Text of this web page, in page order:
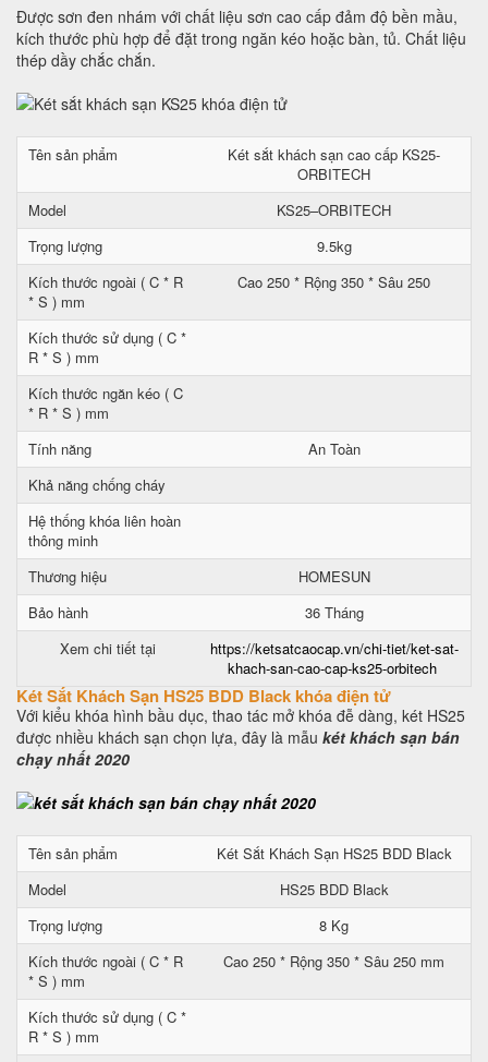
Được sơn đen nhám với chất liệu sơn cao cấp đảm độ bền mầu,
kích thước phù hợp để đặt trong ngăn kéo hoặc bàn, tủ. Chất liệu
thép dầy chắc chắn.
Tên sản phẩm
Két sắt khách sạn cao cấp KS25-
ORBITECH
Model
KS25–ORBITECH
Trọng lượng
9.5kg
Kích thước ngoài ( C * R
* S ) mm
Cao 250 * Rộng 350 * Sâu 250
Kích thước sử dụng ( C *
R * S ) mm
Kích thước ngăn kéo ( C
* R * S ) mm
Tính năng
An Toàn
Khả năng chống cháy
Hệ thống khóa liên hoàn
thông minh
Thương hiệu
HOMESUN
Bảo hành
36 Tháng
Xem chi tiết tại
https://ketsatcaocap.vn/chi-tiet/ket-sat-
khach-san-cao-cap-ks25-orbitech
Két Sắt Khách Sạn HS25 BDD Black khóa điện tử
Với kiểu khóa hình bầu dục, thao tác mở khóa đễ dàng, két HS25
được nhiều khách sạn chọn lựa, đây là mẫu két khách sạn bán
chạy nhất 2020
Tên sản phẩm
Két Sắt Khách Sạn HS25 BDD Black
Model
HS25 BDD Black
Trọng lượng
8 Kg
Kích thước ngoài ( C * R
* S ) mm
Cao 250 * Rộng 350 * Sâu 250 mm
Kích thước sử dụng ( C *
R * S ) mm